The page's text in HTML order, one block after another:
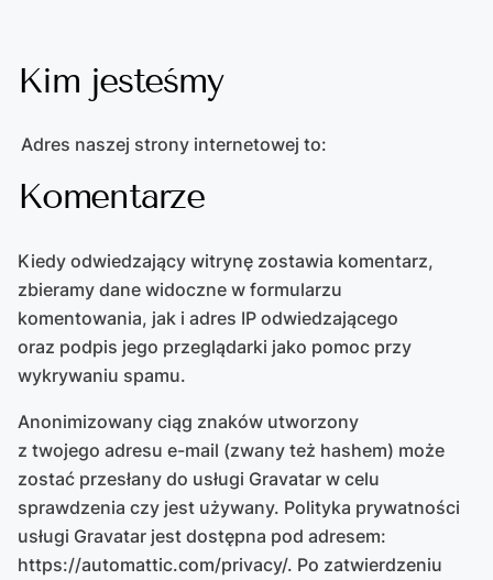
Kim jesteśmy
Adres naszej strony internetowej to:
Komentarze
Kiedy odwiedzający witrynę zostawia komentarz,
zbieramy dane widoczne w formularzu
komentowania, jak i adres IP odwiedzającego
oraz podpis jego przeglądarki jako pomoc przy
wykrywaniu spamu.
Anonimizowany ciąg znaków utworzony
z twojego adresu e-mail (zwany też hashem) może
zostać przesłany do usługi Gravatar w celu
sprawdzenia czy jest używany. Polityka prywatności
usługi Gravatar jest dostępna pod adresem:
https://automattic.com/privacy/. Po zatwierdzeniu